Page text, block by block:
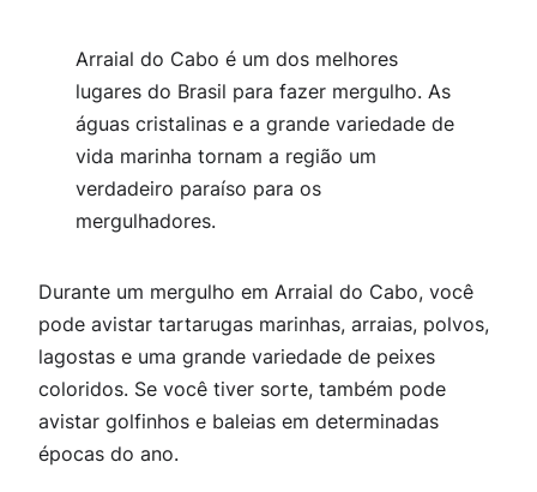
Arraial do Cabo é um dos melhores
lugares do Brasil para fazer mergulho. As
águas cristalinas e a grande variedade de
vida marinha tornam a região um
verdadeiro paraíso para os
mergulhadores.
Durante um mergulho em Arraial do Cabo, você
pode avistar tartarugas marinhas, arraias, polvos,
lagostas e uma grande variedade de peixes
coloridos. Se você tiver sorte, também pode
avistar golfinhos e baleias em determinadas
épocas do ano.